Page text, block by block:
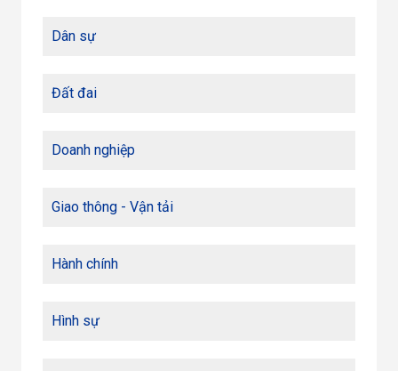
Dân sự
Đất đai
Doanh nghiệp
Giao thông - Vận tải
Hành chính
Hình sự